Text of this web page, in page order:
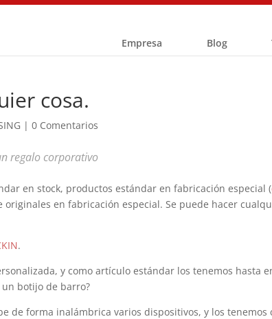
Empresa Blog
cosa.
|0 Comentarios
regalo corporativo
en stock, productos estándar en fabricación especial (
en fabricación especial. Se puede hacer
.
y como artículo estándar los tenemos hasta
botijo de barro?
de forma inalámbrica varios dispositivos, y los tenemos